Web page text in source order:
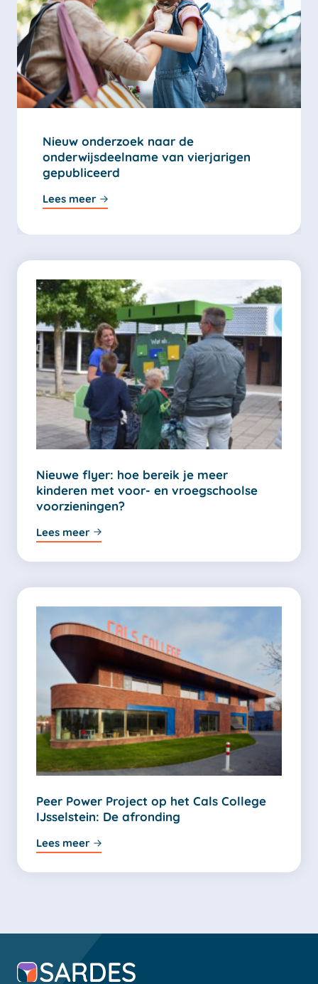
Nieuw onderzoek naar de
onderwijsdeelname van vierjarigen
gepubliceerd
Lees meer
Nieuwe flyer: hoe bereik je meer
kinderen met voor- en vroegschoolse
voorzieningen?
Lees meer
Peer Power Project op het Cals College
IJsselstein: De afronding
Lees meer